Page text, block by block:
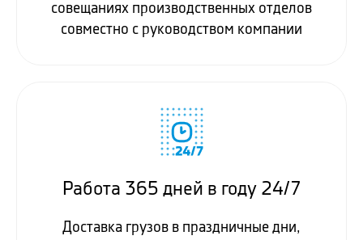
совещаниях производственных отделов
совместно с руководством компании
Работа 365 дней в году 24/7
Доставка грузов в праздничные дни,